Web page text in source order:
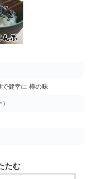
で健幸に 樽の味
たむ